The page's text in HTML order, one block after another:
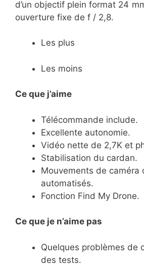
d’un objectif plein format 24
ouverture fixe de f / 2,8.
Les plus
Les moins
Ce que j’aime
Télécommande include.
Excellente autonomie.
Vidéo nette de 2,7K et
Stabilisation du cardan.
Mouvements de caméra
automatisés.
Fonction Find My Drone.
Ce que je n’aime pas
Quelques problèmes de
des tests.